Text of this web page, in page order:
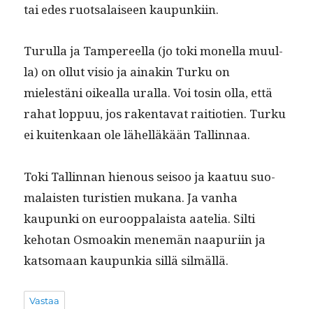
tai edes ruot­salaiseen kaupunkiin.
Turul­la ja Tam­pereel­la (jo toki monel­la muul­
la) on ollut visio ja ainakin Turku on
mielestäni oikeal­la ural­la. Voi tosin olla, että
rahat lop­puu, jos rak­en­ta­vat raiti­o­tien. Turku
ei kuitenkaan ole lähel­läkään Tallinnaa.
Toki Tallinnan hienous seisoo ja kaatuu suo­
ma­lais­ten tur­istien mukana. Ja van­ha
kaupun­ki on euroop­palaista aatelia. Silti
kehotan Osmoakin men­emän naa­puri­in ja
kat­so­maan kaupunkia sil­lä silmällä.
Vastaa